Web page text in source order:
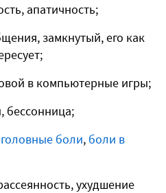
апатичность;
замкнутый, его как
в компьютерные игры;
бессонница;
головные боли, боли в
ухудшение